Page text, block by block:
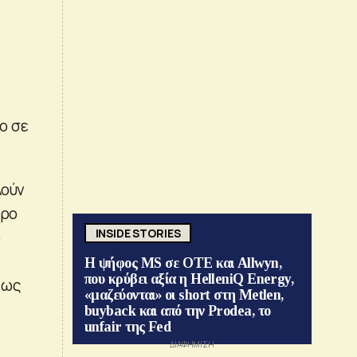
σε
INSIDE STORIES
Η ψήφος MS σε ΟΤΕ και Allwyn,
που κρύβει αξία η HelleniQ Energy,
«μαζεύονται» οι short στη Metlen,
buyback και από την Prodea, το
unfair της Fed